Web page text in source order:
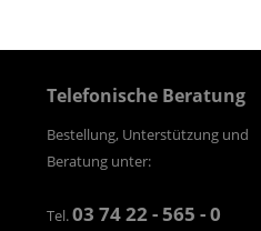
Telefonische Beratung
Bestellung, Unterstützung und
Beratung unter:
Tel.03 74 22 - 565 - 0